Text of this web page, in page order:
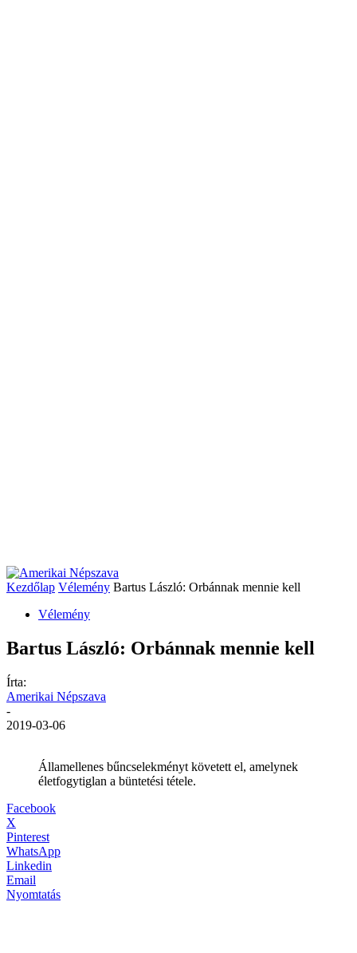
Kezdőlap Vélemény Bartus László: Orbánnak mennie kell
Vélemény
Bartus László: Orbánnak mennie kell
Írta:
Amerikai Népszava
-
2019-03-06
Államellenes bűncselekményt követett el, amelynek
életfogytiglan a büntetési tétele.
Facebook
X
Pinterest
WhatsApp
Linkedin
Email
Nyomtatás